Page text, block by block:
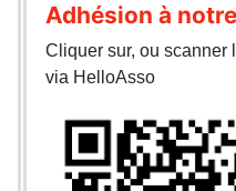
Adhésion à
Cliquer sur, ou scanner
via HelloAsso